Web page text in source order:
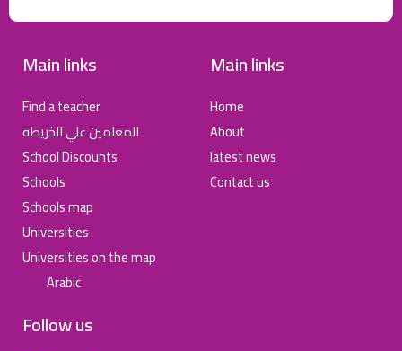
Main links
Find a teacher
المعلمين علي الخريطه
School Discounts
Schools
Schools map
Universities
Universities on the map
Arabic
Main links
Home
About
latest news
Contact us
Follow us